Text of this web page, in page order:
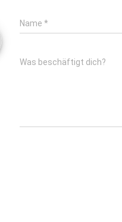
Name *
Was beschäftigt dich?